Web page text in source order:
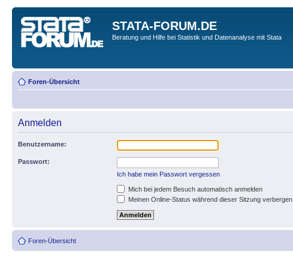
STATA-FORUM.DE
Beratung und Hilfe bei Statistik und Datenanalyse mit Stata
Foren-Übersicht
Anmelden
Benutzername:
Passwort:
Ich habe mein Passwort vergessen
Mich bei jedem Besuch automatisch anmelden
Meinen Online-Status während dieser Sitzung verbergen
Foren-Übersicht